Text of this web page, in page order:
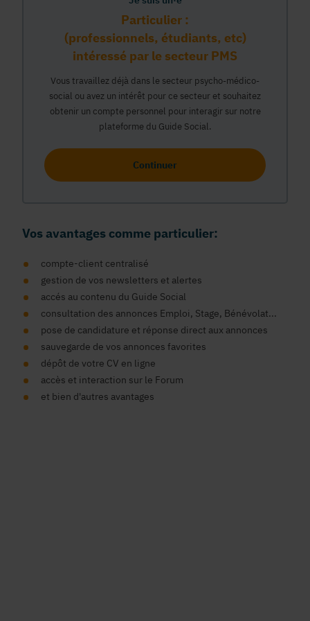
Particulier :
(professionnels, étudiants, etc)
intéressé par le secteur PMS
Vous travaillez déjà dans le secteur psycho-médico-
social ou avez un intérêt pour ce secteur et souhaitez
obtenir un compte personnel pour interagir sur notre
plateforme du Guide Social.
Continuer
Vos avantages comme particulier:
compte-client centralisé
gestion de vos newsletters et alertes
accés au contenu du Guide Social
consultation des annonces Emploi, Stage, Bénévolat...
pose de candidature et réponse direct aux annonces
sauvegarde de vos annonces favorites
dépôt de votre CV en ligne
accès et interaction sur le Forum
et bien d'autres avantages